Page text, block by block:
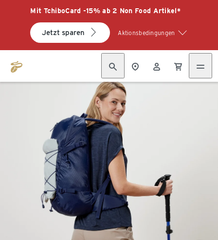
Mit TchiboCard -15% ab 2 Non Food Artikel*
Jetzt sparen Aktionsbedingungen